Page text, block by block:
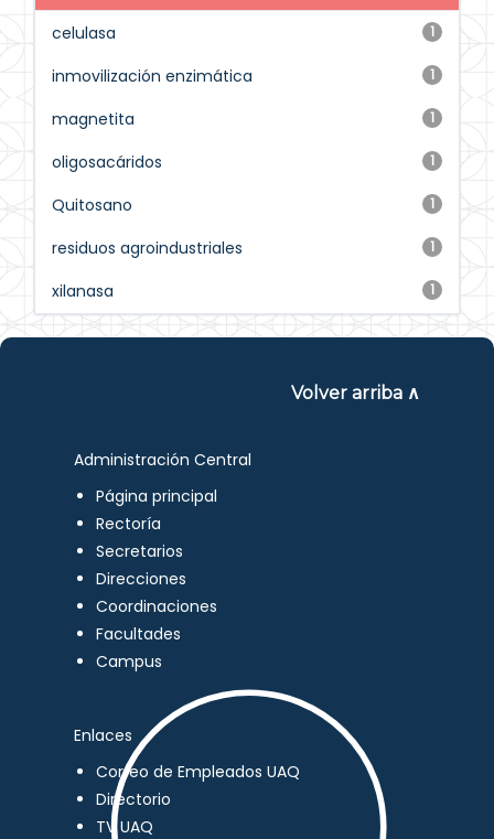
1
celulasa
1
inmovilización enzimática
1
magnetita
1
oligosacáridos
1
Quitosano
1
residuos agroindustriales
1
xilanasa
Volver arriba ∧
Administración Central
Página principal
Rectoría
Secretarios
Direcciones
Coordinaciones
Facultades
Campus
Enlaces
Correo de Empleados UAQ
Directorio
TV UAQ